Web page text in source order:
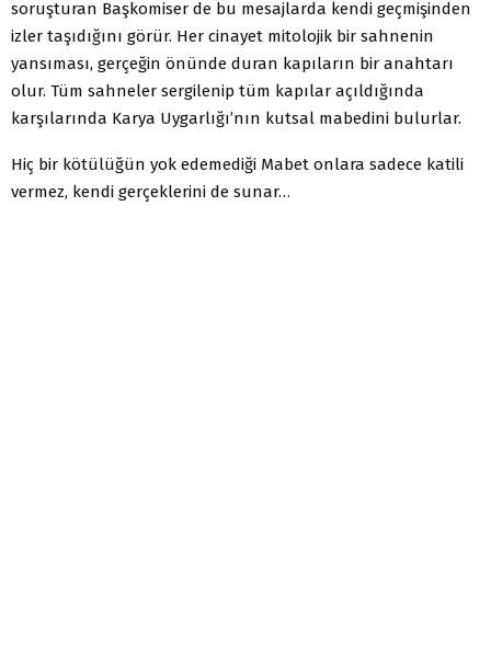
soruşturan Başkomiser de bu mesajlarda kendi geçmişinden
izler taşıdığını görür. Her cinayet mitolojik bir sahnenin
yansıması, gerçeğin önünde duran kapıların bir anahtarı
olur. Tüm sahneler sergilenip tüm kapılar açıldığında
karşılarında Karya Uygarlığı’nın kutsal mabedini bulurlar.
Hiç bir kötülüğün yok edemediği Mabet onlara sadece katili
vermez, kendi gerçeklerini de sunar…